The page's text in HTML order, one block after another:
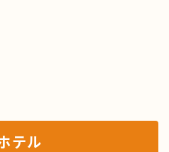
テル